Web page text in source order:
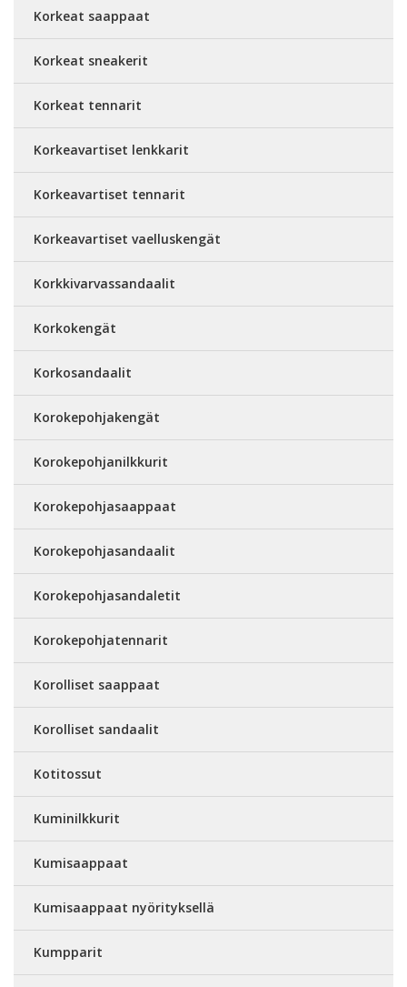
Korkeat saappaat
Korkeat sneakerit
Korkeat tennarit
Korkeavartiset lenkkarit
Korkeavartiset tennarit
Korkeavartiset vaelluskengät
Korkkivarvassandaalit
Korkokengät
Korkosandaalit
Korokepohjakengät
Korokepohjanilkkurit
Korokepohjasaappaat
Korokepohjasandaalit
Korokepohjasandaletit
Korokepohjatennarit
Korolliset saappaat
Korolliset sandaalit
Kotitossut
Kuminilkkurit
Kumisaappaat
Kumisaappaat nyörityksellä
Kumpparit